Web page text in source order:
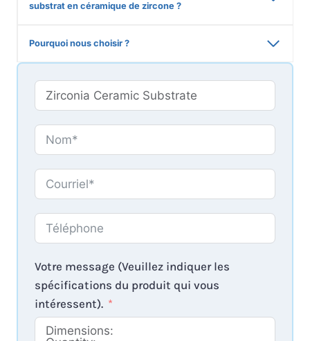
substrat en céramique de zircone ?
Pourquoi nous choisir ?
Votre message (Veuillez indiquer les
spécifications du produit qui vous
intéressent).